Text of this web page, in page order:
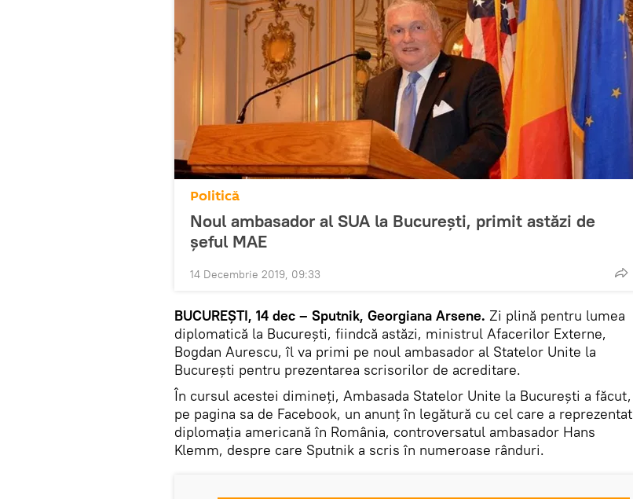
Politică
Noul ambasador al SUA la București, primit astăzi de
șeful MAE
14 Decembrie 2019, 09:33
BUCUREȘTI, 14 dec – Sputnik, Georgiana Arsene. Zi plină pentru lumea
diplomatică la București, fiindcă astăzi, ministrul Afacerilor Externe,
Bogdan Aurescu, îl va primi pe noul ambasador al Statelor Unite la
București pentru prezentarea scrisorilor de acreditare.
În cursul acestei dimineți, Ambasada Statelor Unite la București a făcut,
pe pagina sa de Facebook, un anunț în legătură cu cel care a reprezentat
diplomația americană în România, controversatul ambasador Hans
Klemm, despre care Sputnik a scris în numeroase rânduri.